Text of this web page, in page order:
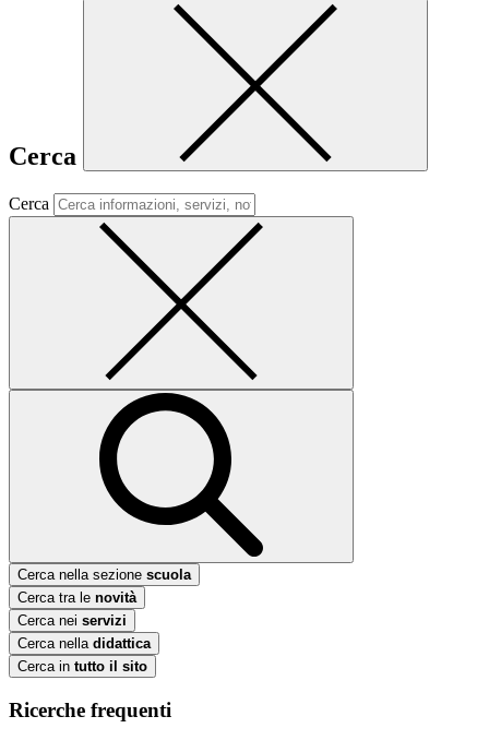
Cerca
Cerca
Cerca nella sezione scuola
Cerca tra le novità
Cerca nei servizi
Cerca nella didattica
Cerca in tutto il sito
Ricerche frequenti